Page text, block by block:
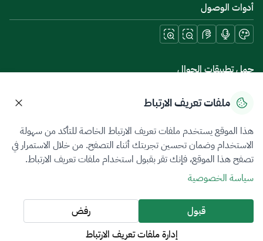
أدوات الوصول
حمل تطبيقات الجوال
سياسة الخصوصيةشروط الاستخدامخريطة الموقع
جميع الحقوق محفوظة 2026 © ZATCA.GOV.SA
تم تطويره وصيانته بواسطة هيئة الزكاة والضريبة والجمارك
آخر تحديث للموقع في
ملفات تعريف الارتباط
هذا الموقع يستخدم ملفات تعريف الارتباط الخاصة للتأكد من سهولة
الاستخدام وضمان تحسين تجربتك أثناء التصفح. من خلال الاستمرار في
تصفح هذا الموقع، فإنك تقر بقبول استخدام ملفات تعريف الارتباط.
سياسة الخصوصية
قبول
رفض
إدارة ملفات تعريف الارتباط